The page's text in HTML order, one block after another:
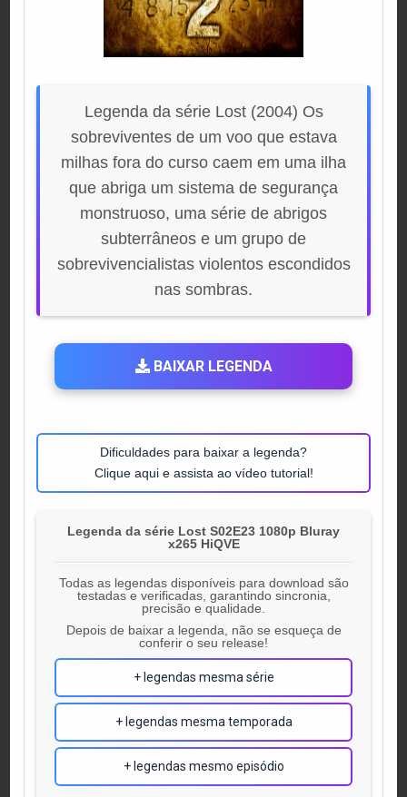
Legenda da série Lost (2004) Os
sobreviventes de um voo que estava
milhas fora do curso caem em uma ilha
que abriga um sistema de segurança
monstruoso, uma série de abrigos
subterrâneos e um grupo de
sobrevivencialistas violentos escondidos
nas sombras.
BAIXAR LEGENDA
Dificuldades para baixar a legenda?
Clique aqui e assista ao vídeo tutorial!
Legenda da série Lost S02E23 1080p Bluray
x265 HiQVE
Todas as legendas disponíveis para download são
testadas e verificadas, garantindo sincronia,
precisão e qualidade.
Depois de baixar a legenda, não se esqueça de
conferir o seu release!
+ legendas mesma série
+ legendas mesma temporada
+ legendas mesmo episódio